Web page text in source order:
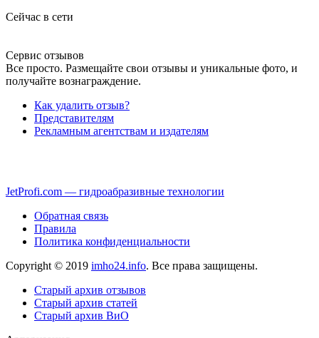
Сейчас в сети
Сервис отзывов
Все просто. Размещайте свои отзывы и уникальные фото, и
получайте вознаграждение.
Как удалить отзыв?
Представителям
Рекламным агентствам и издателям
JetProfi.com — гидроабразивные технологии
Обратная связь
Правила
Политика конфиденциальности
Copyright © 2019 imho24.info. Все права защищены.
Старый архив отзывов
Старый архив статей
Старый архив ВиО